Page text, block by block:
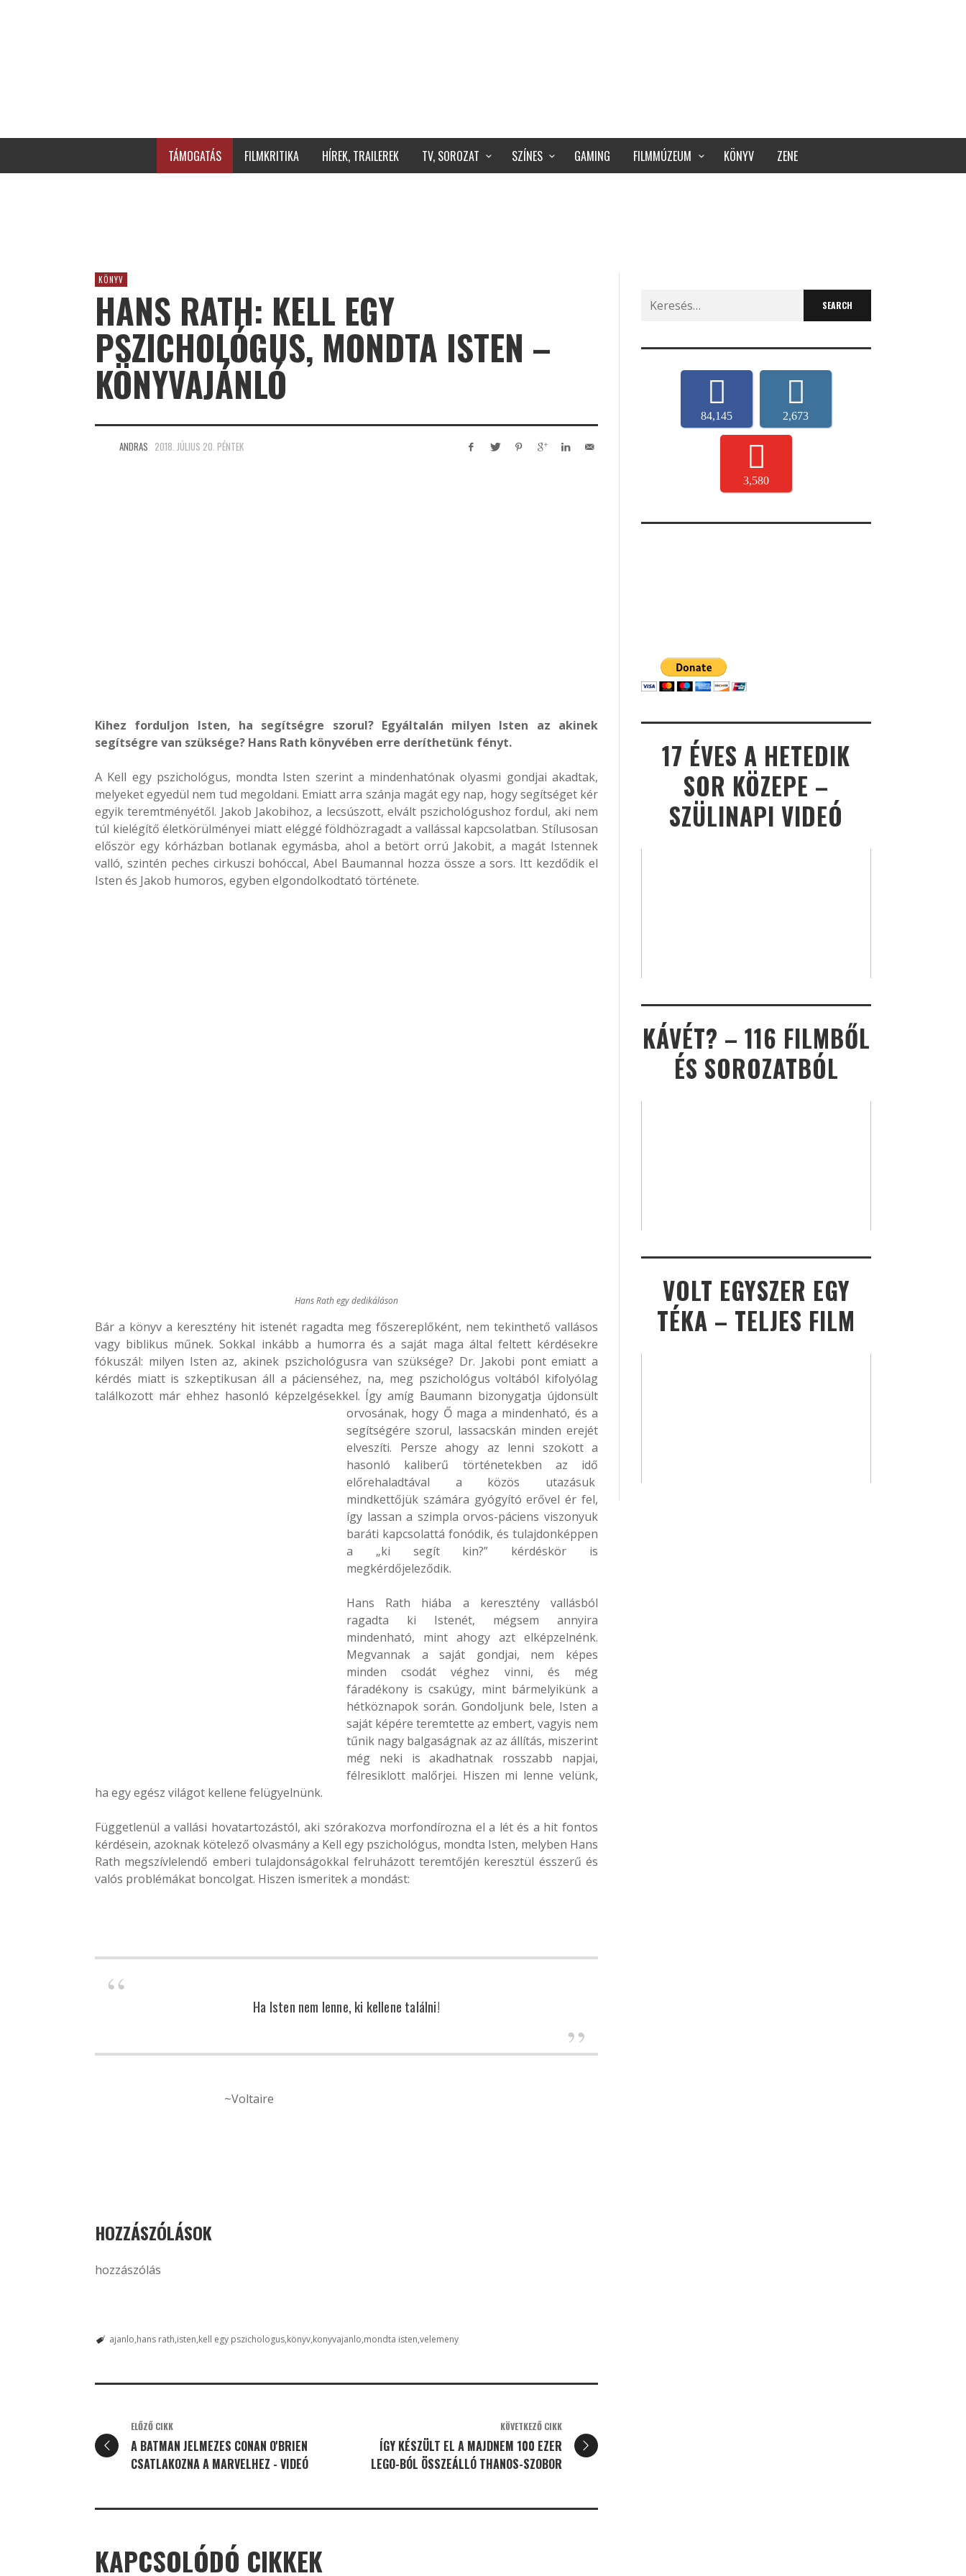
TÁMOGATÁS FILMKRITIKA HÍREK, TRAILEREK TV, SOROZAT SZÍNES GAMING FILMMÚZEUM KÖNYV ZENE
KÖNYV
HANS RATH: KELL EGY
PSZICHOLÓGUS, MONDTA ISTEN –
KÖNYVAJÁNLÓ
ANDRAS 2018. JÚLIUS 20. PÉNTEK
Kihez forduljon Isten, ha segítségre szorul? Egyáltalán milyen Isten az akinek
segítségre van szüksége? Hans Rath könyvében erre deríthetünk fényt.
A Kell egy pszichológus, mondta Isten szerint a mindenhatónak olyasmi gondjai akadtak,
melyeket egyedül nem tud megoldani. Emiatt arra szánja magát egy nap, hogy segítséget kér
egyik teremtményétől. Jakob Jakobihoz, a lecsúszott, elvált pszichológushoz fordul, aki nem
túl kielégítő életkörülményei miatt eléggé földhözragadt a vallással kapcsolatban. Stílusosan
először egy kórházban botlanak egymásba, ahol a betört orrú Jakobit, a magát Istennek
valló, szintén peches cirkuszi bohóccal, Abel Baumannal hozza össze a sors. Itt kezdődik el
Isten és Jakob humoros, egyben elgondolkodtató története.
Hans Rath egy dedikáláson
Bár a könyv a keresztény hit istenét ragadta meg főszereplőként, nem tekinthető vallásos
vagy biblikus műnek. Sokkal inkább a humorra és a saját maga által feltett kérdésekre
fókuszál: milyen Isten az, akinek pszichológusra van szüksége? Dr. Jakobi pont emiatt a
kérdés miatt is szkeptikusan áll a pácienséhez, na, meg pszichológus voltából kifolyólag
találkozott már ehhez hasonló képzelgésekkel. Így amíg Baumann bizonygatja újdonsült
orvosának, hogy Ő maga a mindenható, és a
segítségére szorul, lassacskán minden erejét
elveszíti. Persze ahogy az lenni szokott a
hasonló kaliberű történetekben az idő
előrehaladtával a közös utazásuk
mindkettőjük számára gyógyító erővel ér fel,
így lassan a szimpla orvos-páciens viszonyuk
baráti kapcsolattá fonódik, és tulajdonképpen
a „ki segít kin?” kérdéskör is
megkérdőjeleződik.
Hans Rath hiába a keresztény vallásból
ragadta ki Istenét, mégsem annyira
mindenható, mint ahogy azt elképzelnénk.
Megvannak a saját gondjai, nem képes
minden csodát véghez vinni, és még
fáradékony is csakúgy, mint bármelyikünk a
hétköznapok során. Gondoljunk bele, Isten a
saját képére teremtette az embert, vagyis nem
tűnik nagy balgaságnak az az állítás, miszerint
még neki is akadhatnak rosszabb napjai,
félresiklott malőrjei. Hiszen mi lenne velünk,
ha egy egész világot kellene felügyelnünk.
Függetlenül a vallási hovatartozástól, aki szórakozva morfondírozna el a lét és a hit fontos
kérdésein, azoknak kötelező olvasmány a Kell egy pszichológus, mondta Isten, melyben Hans
Rath megszívlelendő emberi tulajdonságokkal felruházott teremtőjén keresztül ésszerű és
valós problémákat boncolgat. Hiszen ismeritek a mondást:
Ha Isten nem lenne, ki kellene találni!
~Voltaire
HOZZÁSZÓLÁSOK
hozzászólás
ajanlo hans rath isten kell egy pszichologus könyv konyvajanlo mondta isten velemeny
ELŐZŐ CIKK
A BATMAN JELMEZES CONAN O'BRIEN
CSATLAKOZNA A MARVELHEZ - VIDEÓ
KÖVETKEZŐ CIKK
ÍGY KÉSZÜLT EL A MAJDNEM 100 EZER
LEGO-BÓL ÖSSZEÁLLÓ THANOS-SZOBOR
KAPCSOLÓDÓ CIKKEK
Search
for:
84,145 2,673
3,580
17 ÉVES A HETEDIK
SOR KÖZEPE –
SZÜLINAPI VIDEÓ
KÁVÉT? – 116 FILMBŐL
ÉS SOROZATBÓL
VOLT EGYSZER EGY
TÉKA – TELJES FILM